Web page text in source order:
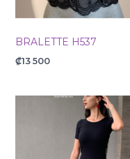
BRALETTE H537
₡13 500